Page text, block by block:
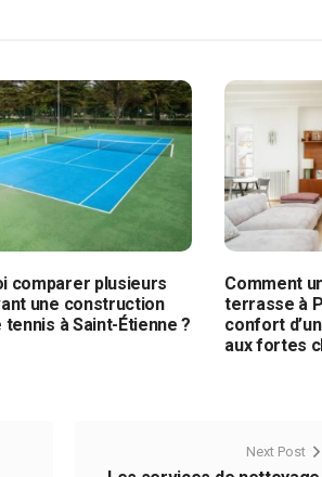
comparer plusieurs
une construction
tennis à Saint-Étienne ?
Comment
terrasse à
confort
aux fortes
Next Post